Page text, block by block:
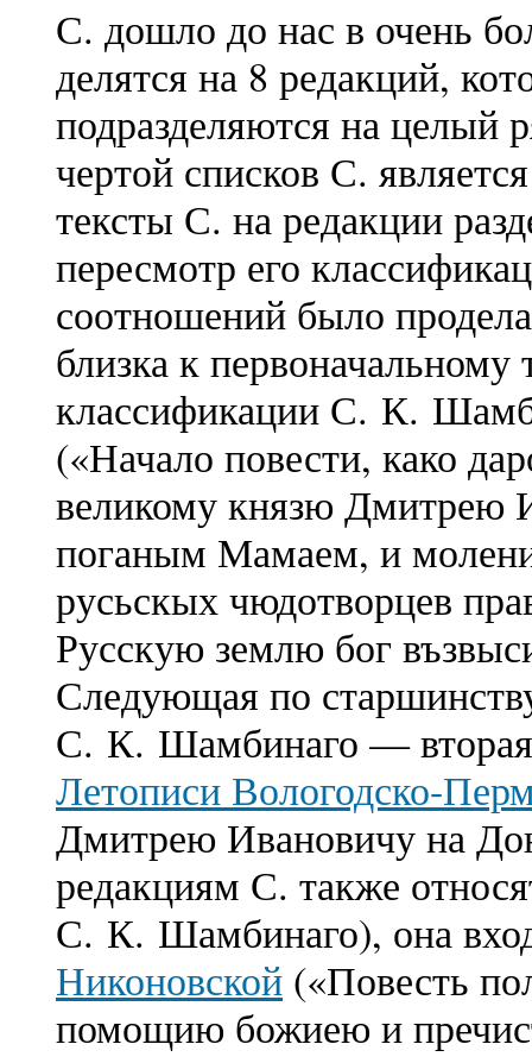
С. дошло до нас в очень
делятся на 8 редакций,
подразделяются на целый
чертой списков С.
тексты С. на редакции
пересмотр его
соотношений было
близка к
классификации С. К.
(«Начало повести, како
великому князю Дмитрею
поганым Мамаем, и
русьскых чюдотворцев
Русскую землю бог
Следующая по
С. К. Шамбинаго —
Летописи Вологодско-
Дмитрею Ивановичу на
редакциям С. также
С. К. Шамбинаго), она
Никоновской («Повесть
помощию божиею и